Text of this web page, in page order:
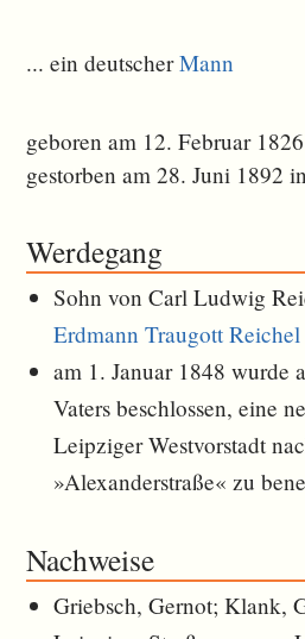
... ein deutscherMann
geboren am 12. Februar
gestorben am 28. Juni 1892
Werdegang
Sohn von Carl Ludwig
Erdmann Traugott Reichel
am 1. Januar 1848 wurde
Vaters beschlossen, eine
Leipziger Westvorstadt
»Alexanderstraße« zu
Nachweise
Griebsch, Gernot; Klank,